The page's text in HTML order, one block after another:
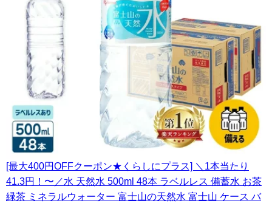
[最大400円OFFクーポン★くらしにプラス] ＼1本当たり
41.3円！〜／水 天然水 500ml 48本 ラベルレス 備蓄水 お茶
緑茶 ミネラルウォーター 富士山の天然水 富士山 ケース バ